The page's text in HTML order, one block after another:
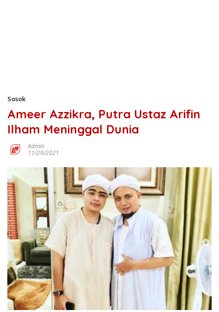
Sosok
Ameer Azzikra, Putra Ustaz Arifin
Ilham Meninggal Dunia
Admin
11/29/2021